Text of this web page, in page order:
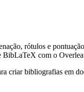
rótulos e
BibLaTeX com o
criar bibliografias em